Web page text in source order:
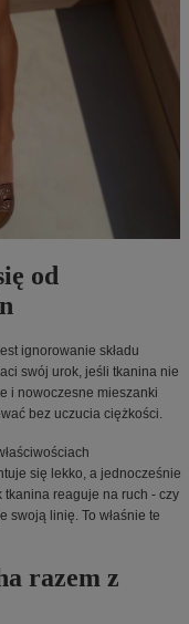
od
ignorowanie składu
swój urok, jeśli tkanina nie
i nowoczesne mieszanki
bez uczucia ciężkości.
się lekko, a jednocześnie
reaguje na ruch - czy
swoją linię. To właśnie te
razem z